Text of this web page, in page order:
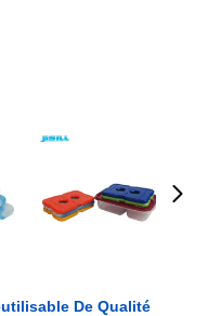
De Qualité